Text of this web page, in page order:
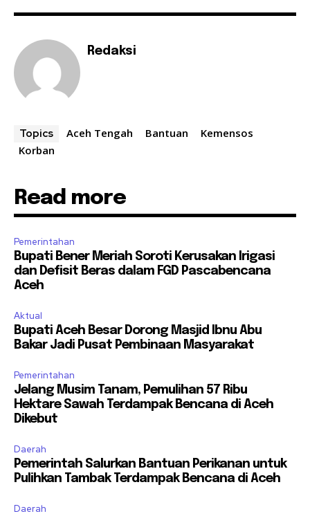
Redaksi
Topics Aceh Tengah Bantuan
Kemensos
Korban
Read more
Pemerintahan
Bupati Bener Meriah Soroti Kerusakan Irigasi
dan Defisit Beras dalam FGD Pascabencana
Aceh
Aktual
Bupati Aceh Besar Dorong Masjid Ibnu Abu
Bakar Jadi Pusat Pembinaan Masyarakat
Pemerintahan
Jelang Musim Tanam, Pemulihan 57 Ribu
Hektare Sawah Terdampak Bencana di Aceh
Dikebut
Daerah
Pemerintah Salurkan Bantuan Perikanan untuk
Pulihkan Tambak Terdampak Bencana di Aceh
Daerah